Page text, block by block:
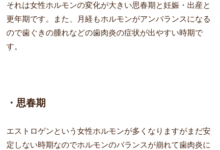
それは女性ホルモンの変化が大きい思春期と妊娠・出産と
更年期です。また、月経もホルモンがアンバランスになる
ので歯ぐきの腫れなどの歯肉炎の症状が出やすい時期で
す。
・思春期
エストロゲンという女性ホルモンが多くなりますがまだ安
定しない時期なのでホルモンのバランスが崩れて歯肉炎に